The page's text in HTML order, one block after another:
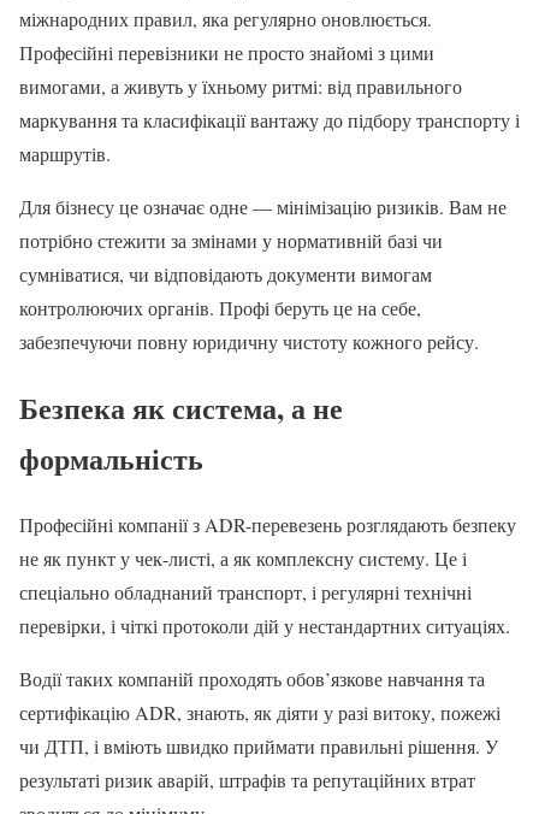
міжнародних правил, яка регулярно оновлюється.
Професійні перевізники не просто знайомі з цими
вимогами, а живуть у їхньому ритмі: від правильного
маркування та класифікації вантажу до підбору транспорту і
маршрутів.
Для бізнесу це означає одне — мінімізацію ризиків. Вам не
потрібно стежити за змінами у нормативній базі чи
сумніватися, чи відповідають документи вимогам
контролюючих органів. Профі беруть це на себе,
забезпечуючи повну юридичну чистоту кожного рейсу.
Безпека як система, а не
формальність
Професійні компанії з ADR-перевезень розглядають безпеку
не як пункт у чек-листі, а як комплексну систему. Це і
спеціально обладнаний транспорт, і регулярні технічні
перевірки, і чіткі протоколи дій у нестандартних ситуаціях.
Водії таких компаній проходять обов’язкове навчання та
сертифікацію ADR, знають, як діяти у разі витоку, пожежі
чи ДТП, і вміють швидко приймати правильні рішення. У
результаті ризик аварій, штрафів та репутаційних втрат